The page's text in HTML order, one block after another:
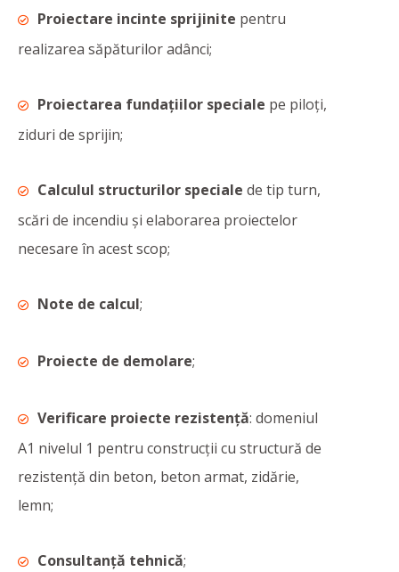
Proiectare incinte sprijinite pentru
realizarea săpăturilor adânci;
Proiectarea fundațiilor speciale pe piloți,
ziduri de sprijin;
Calculul structurilor speciale de tip turn,
scări de incendiu și elaborarea proiectelor
necesare în acest scop;
Note de calcul;
Proiecte de demolare;
Verificare proiecte rezistență: domeniul
A1 nivelul 1 pentru construcții cu structură de
rezistență din beton, beton armat, zidărie,
lemn;
Consultanță tehnică;